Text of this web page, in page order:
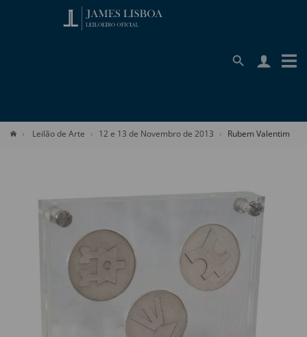
Leilão de Arte 12 e 13 de Novembro de 2013 Rubem Valentim